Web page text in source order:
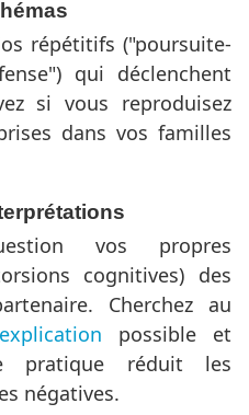
répétitifs ("poursuite-
qui déclenchent
si vous reproduisez
dans vos familles
vos propres
cognitives) des
Cherchez au
explication possible et
pratique réduit les
négatives.